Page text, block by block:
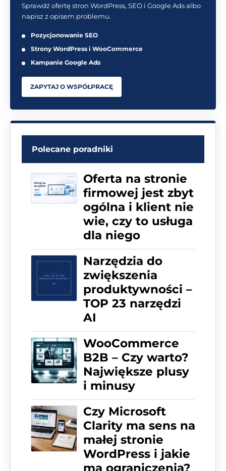
Sprawdź ofertę stron WordPress, SEO i Google Ads albo
napisz z opisem problemu.
Pozycjonowanie SEO
Strony WordPress i WooCommerce
Kampanie Google Ads
ZAPYTAJ O WSPÓŁPRACĘ
Polecane poradniki
Oferta na stronie
firmowej jest zbyt
ogólna i klient nie
wie, czy to usługa
dla niego
Narzędzia do
zwiększenia
produktywności –
TOP 23 narzędzi
AI
WooCommerce
B2B – Czy warto?
Największe plusy
i minusy
Czy Microsoft
Clarity ma sens na
małej stronie
WordPress i jakie
ma ograniczenia?